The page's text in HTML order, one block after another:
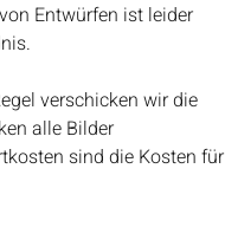
Entwürfen ist leider
verschicken wir die
alle Bilder
sind die Kosten für